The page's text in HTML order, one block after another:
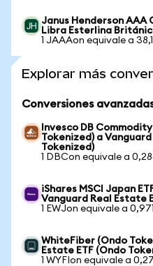
Janus Henderson AAA
Libra Esterlina
1 JAAAon equivale a
Explorar más
Conversiones
Invesco DB
Tokenized) a
Tokenized)
1 DBCon equivale a
iShares MSCI Japan
Vanguard Real Estate
1 EWJon equivale a
WhiteFiber (Ondo
Estate ETF (Ondo
1 WYFIon equivale a